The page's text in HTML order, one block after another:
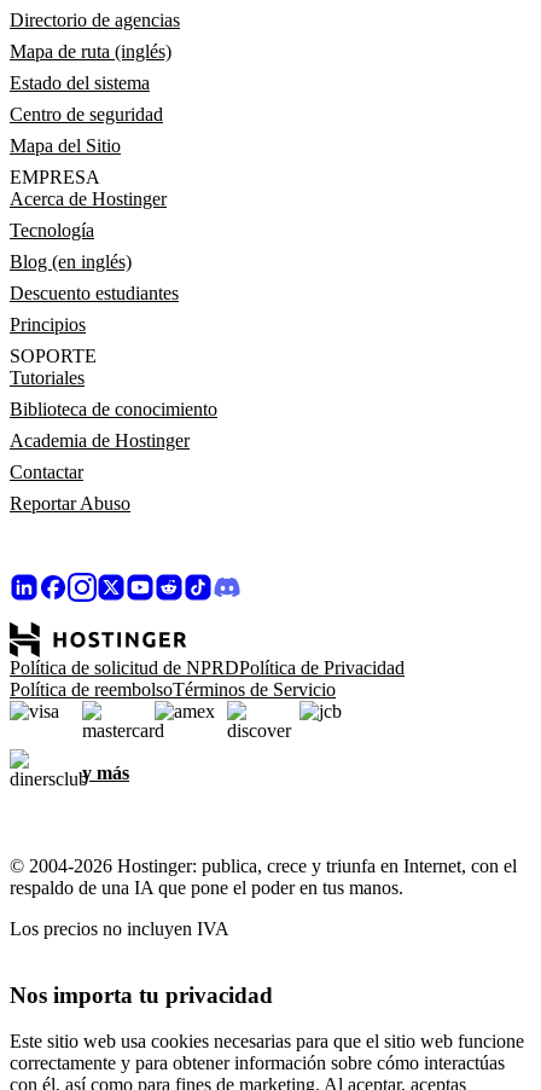
Directorio de agencias
Mapa de ruta (inglés)
Estado del sistema
Centro de seguridad
Mapa del Sitio
EMPRESA
Acerca de Hostinger
Tecnología
Blog (en inglés)
Descuento estudiantes
Principios
SOPORTE
Tutoriales
Biblioteca de conocimiento
Academia de Hostinger
Contactar
Reportar Abuso
Política de solicitud de NPRDPolítica de Privacidad
Política de reembolsoTérminos de Servicio
y más
© 2004-2026 Hostinger: publica, crece y triunfa en Internet, con el
respaldo de una IA que pone el poder en tus manos.
Los precios no incluyen IVA
Nos importa tu privacidad
Este sitio web usa cookies necesarias para que el sitio web funcione
correctamente y para obtener información sobre cómo interactúas
con él, así como para fines de marketing. Al aceptar, aceptas